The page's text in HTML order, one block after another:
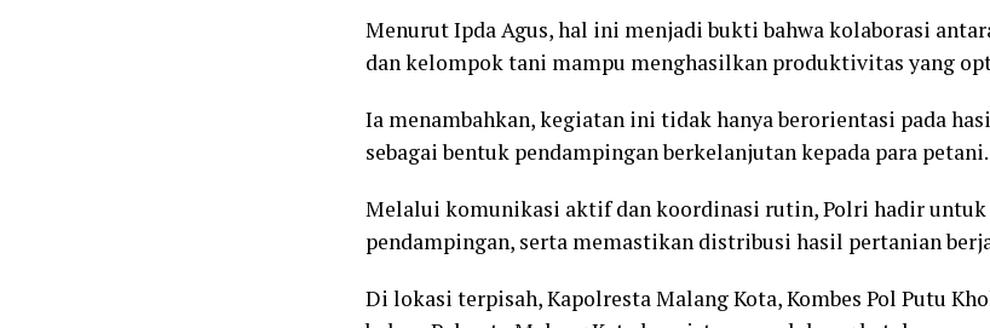
Menurut Ipda Agus, hal ini menjadi bukti bahwa kolaborasi
dan kelompok tani mampu menghasilkan produktivitas yang
Ia menambahkan, kegiatan ini tidak hanya berorientasi pada
sebagai bentuk pendampingan berkelanjutan kepada para petani.
Melalui komunikasi aktif dan koordinasi rutin, Polri hadir
pendampingan, serta memastikan distribusi hasil pertanian
Di lokasi terpisah, Kapolresta Malang Kota, Kombes Pol Putu